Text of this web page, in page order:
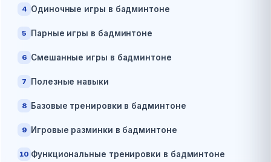
4 Одиночные игры в бадминтоне
5 Парные игры в бадминтоне
6 Смешанные игры в бадминтоне
7 Полезные навыки
8 Базовые тренировки в бадминтоне
9 Игровые разминки в бадминтоне
10 Функциональные тренировки в бадминтоне